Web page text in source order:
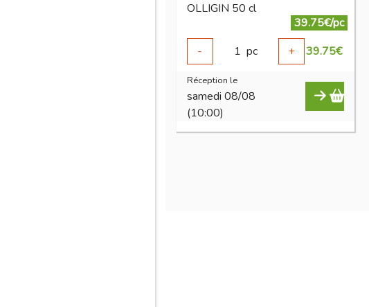
OLLIGIN 50 cl
39.75€/pc
-
1 pc + 39.75€
Réception le
samedi 08/08
(10:00)